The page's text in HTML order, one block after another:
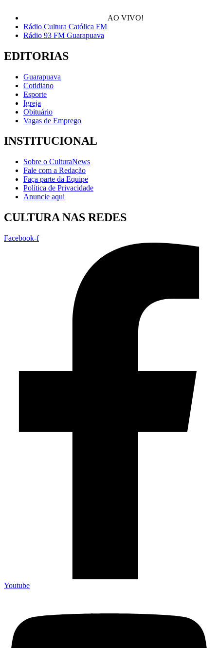
AO VIVO!
Rádio Cultura Católica FM
Rádio 93 FM Guarapuava
EDITORIAS
Guarapuava
Cotidiano
Esporte
Igreja
Obituário
Vagas de Emprego
INSTITUCIONAL
Sobre o CulturaNews
Fale com a Redação
Faça parte da Equipe
Política de Privacidade
Anuncie aqui
CULTURA NAS REDES
Facebook-f
Youtube